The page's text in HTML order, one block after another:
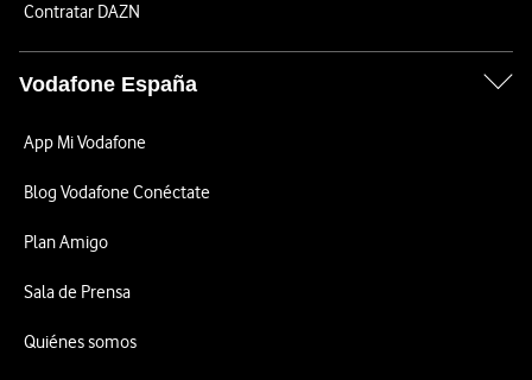
Contratar DAZN
Vodafone España
App Mi Vodafone
Blog Vodafone Conéctate
Plan Amigo
Sala de Prensa
Quiénes somos